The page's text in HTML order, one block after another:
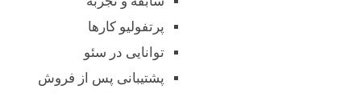
پرتفولیو کارها
توانایی در سئو
پشتیبانی پس از فروش